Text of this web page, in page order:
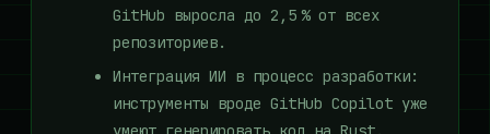
GitHub выросла до 2,5 % от всех
репозиториев.
Интеграция ИИ в процесс разработки:
инструменты вроде GitHub Copilot уже